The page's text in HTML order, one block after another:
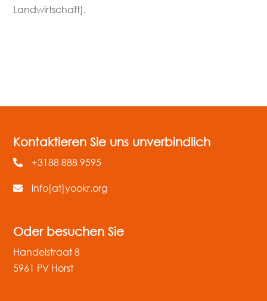
Landwirtschaft).
Kontaktieren Sie uns unverbindlich
+3188 888 9595
info[at]yookr.org
Oder besuchen Sie
Handelstraat 8
5961 PV Horst